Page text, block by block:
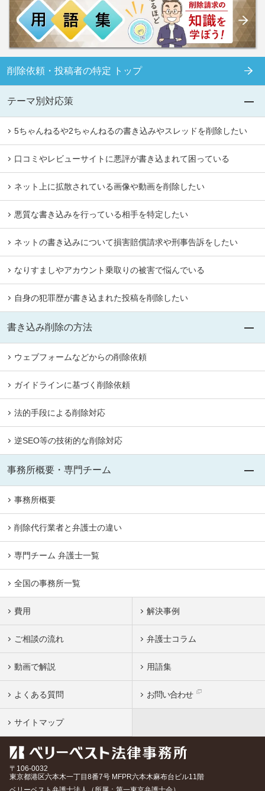
削除依頼・投稿者の特定 トップ
テーマ別対応策
5ちゃんねるや2ちゃんねるの書き込みやスレッドを削除したい
口コミやレビューサイトに悪評が書き込まれて困っている
ネット上に拡散されている画像や動画を削除したい
悪質な書き込みを行っている相手を特定したい
ネットの書き込みについて損害賠償請求や刑事告訴をしたい
なりすましやアカウント乗取りの被害で悩んでいる
自身の犯罪歴が書き込まれた投稿を削除したい
書き込み削除の方法
ウェブフォームなどからの削除依頼
ガイドラインに基づく削除依頼
法的手段による削除対応
逆SEO等の技術的な削除対応
事務所概要・専門チーム
事務所概要
削除代行業者と弁護士の違い
専門チーム 弁護士一覧
全国の事務所一覧
費用 解決事例
ご相談の流れ 弁護士コラム
動画で解説 用語集
よくある質問 お問い合わせ
サイトマップ
〒106-0032
東京都港区六本木一丁目8番7号 MFPR六本木麻布台ビル11階